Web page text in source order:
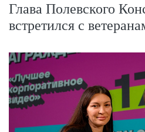
Глава Полевского
встретился с